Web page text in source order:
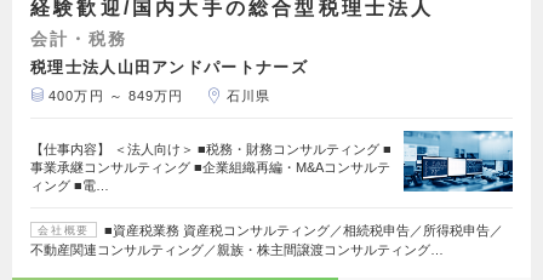
経験歓迎/国内大手の総合型税理士法人
会計・税務
税理士法人山田アンドパートナーズ
400万円 ～ 849万円 石川県
【仕事内容】 ＜法人向け＞ ■税務・財務コンサルティング ■
事業承継コンサルティング ■企業組織再編・M&Aコンサルテ
ィング ■電…
会社概要
■資産税業務 資産税コンサルティング／相続税申告／所得税申告／
不動産関連コンサルティング／親族・株主間譲渡コンサルティング…